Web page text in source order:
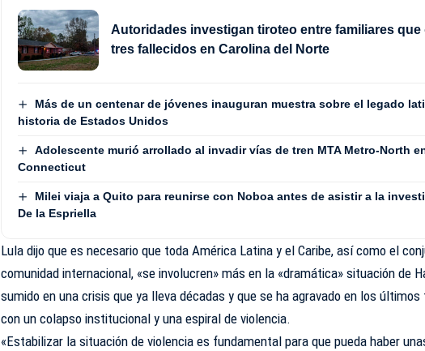
Autoridades investigan tiroteo entre familiares que
tres fallecidos en Carolina del Norte
Más de un centenar de jóvenes inauguran muestra sobre el legado
historia de Estados Unidos
Adolescente murió arrollado al invadir vías de tren MTA Metro-North
Connecticut
Milei viaja a Quito para reunirse con Noboa antes de asistir a la
De la Espriella
Lula dijo que es necesario que toda América Latina y el Caribe, así como el
comunidad internacional, «se involucren» más en la «dramática» situación de
sumido en una crisis que ya lleva décadas y que se ha agravado en los últimos
con un colapso institucional y una espiral de violencia.
«Estabilizar la situación de violencia es fundamental para que pueda haber